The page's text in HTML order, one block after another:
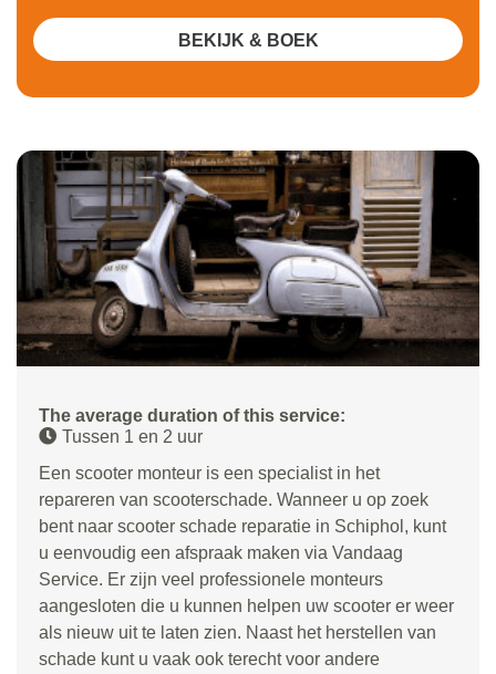
The average duration of this service:
Tussen 1 en 2 uur
Een scooter monteur is een specialist in het
repareren van scooterschade. Wanneer u op zoek
bent naar scooter schade reparatie in Schiphol, kunt
u eenvoudig een afspraak maken via Vandaag
Service. Er zijn veel professionele monteurs
aangesloten die u kunnen helpen uw scooter er weer
als nieuw uit te laten zien. Naast het herstellen van
schade kunt u vaak ook terecht voor andere
BEKIJK & BOEK